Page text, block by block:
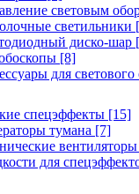
световым
светильники
диско-шар
[8]
для
спецэффекты [15]
тумана [7]
вентиляторы
для